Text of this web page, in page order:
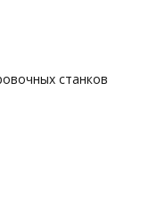
станков